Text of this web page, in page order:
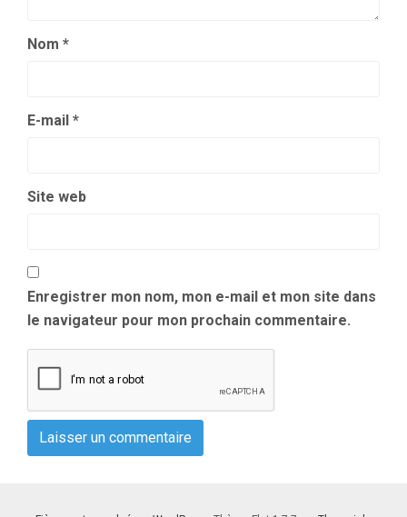
Nom *
E-mail *
Site web
Enregistrer mon nom, mon e-mail et mon site dans
le navigateur pour mon prochain commentaire.